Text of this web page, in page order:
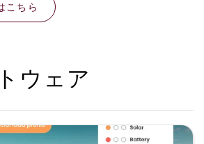
こちら
ウェア